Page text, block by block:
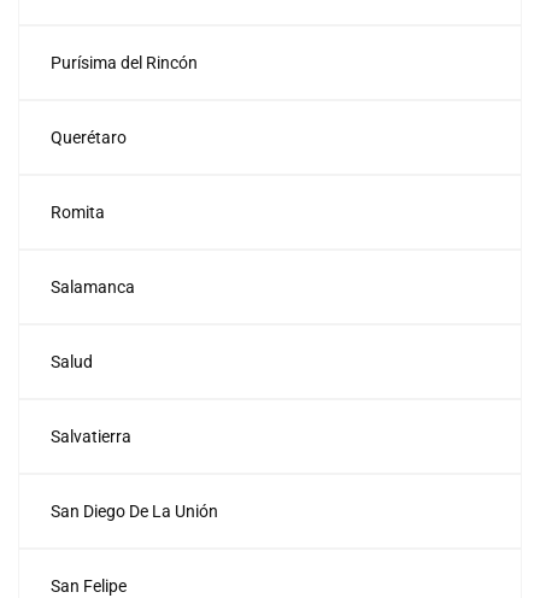
Purísima del Rincón
Querétaro
Romita
Salamanca
Salud
Salvatierra
San Diego De La Unión
San Felipe